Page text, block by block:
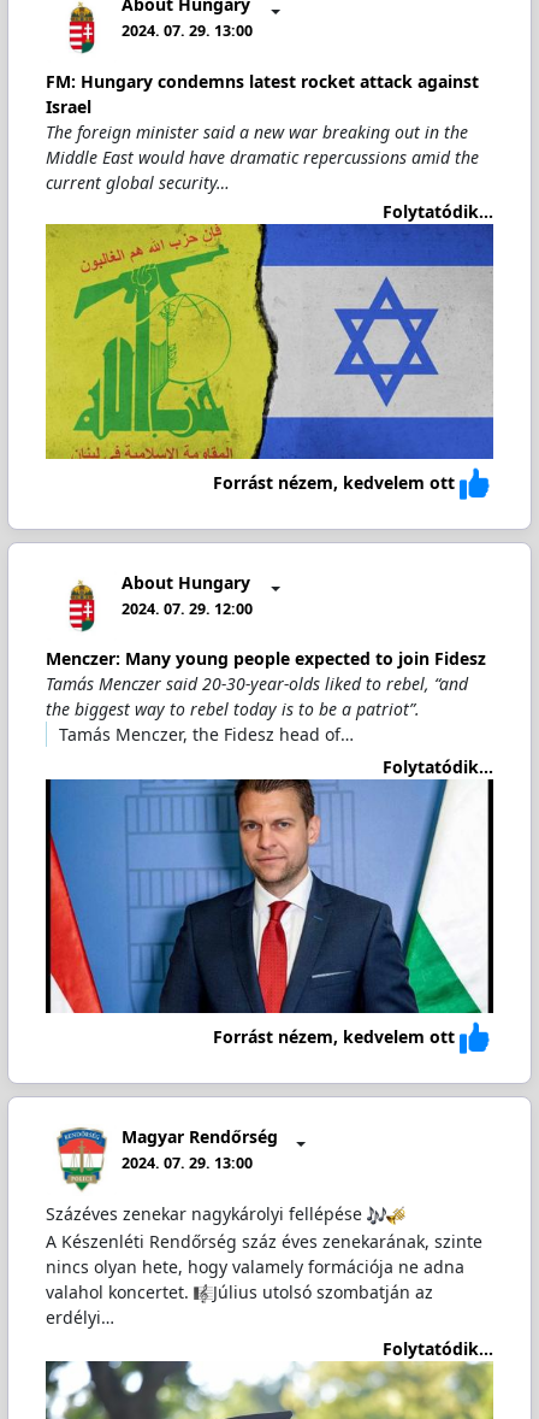
2024. 07. 29. 13:00
FM: Hungary condemns latest rocket attack against
Israel
The foreign minister said a new war breaking out in the
Middle East would have dramatic repercussions amid the
current global security…
Folytatódik...
Forrást nézem, kedvelem ott
About Hungary
2024. 07. 29. 12:00
Menczer: Many young people expected to join Fidesz
Tamás Menczer said 20-30-year-olds liked to rebel, “and
the biggest way to rebel today is to be a patriot”.
Tamás Menczer, the Fidesz head of…
Folytatódik...
Forrást nézem, kedvelem ott
Magyar Rendőrség
2024. 07. 29. 13:00
Százéves zenekar nagykárolyi fellépése
A Készenléti Rendőrség száz éves zenekarának, szinte
nincs olyan hete, hogy valamely formációja ne adna
valahol koncertet.
Július utolsó szombatján az
erdélyi…
Folytatódik...